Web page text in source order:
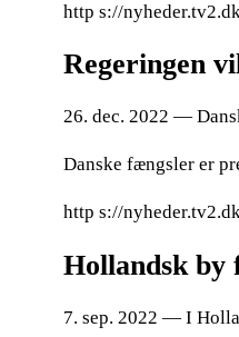
http s://
Regeringen
26. dec. 2022 —
Danske fængsler er
http s://
Hollandsk by
7. sep. 2022 — I